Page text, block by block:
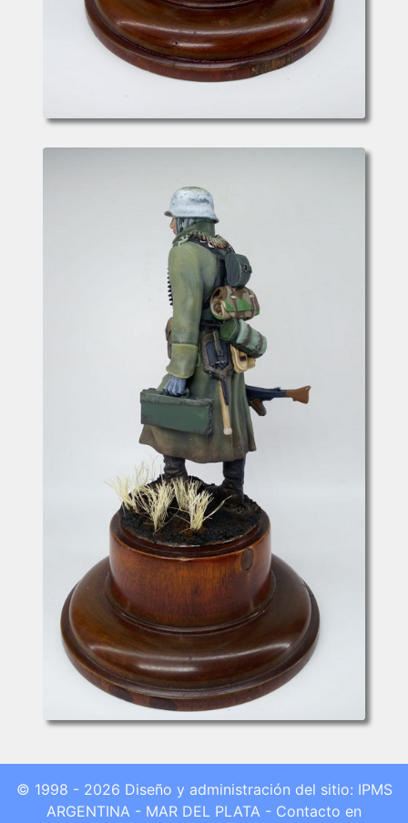
© 1998 - 2026 Diseño y administración del sitio: IPMS
ARGENTINA - MAR DEL PLATA - Contacto en